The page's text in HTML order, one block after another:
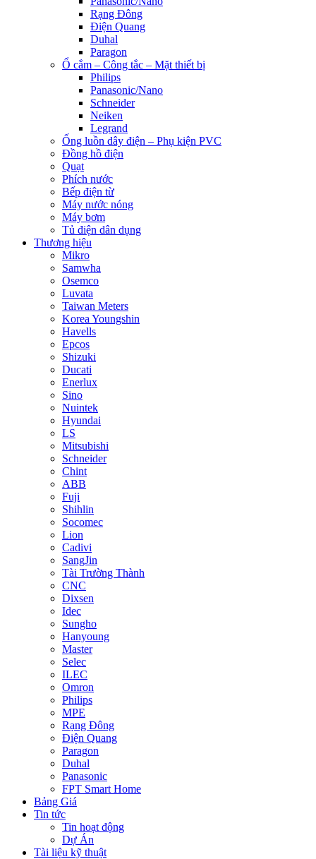
Rạng Đông
Điện Quang
Duhal
Paragon
Ổ cắm – Công tắc – Mặt thiết bị
Philips
Panasonic/Nano
Schneider
Neiken
Legrand
Ống luồn dây điện – Phụ kiện PVC
Đồng hồ điện
Quạt
Phích nước
Bếp điện từ
Máy nước nóng
Máy bơm
Tủ điện dân dụng
Thương hiệu
Mikro
Samwha
Osemco
Luvata
Taiwan Meters
Korea Youngshin
Havells
Epcos
Shizuki
Ducati
Enerlux
Sino
Nuintek
Hyundai
LS
Mitsubishi
Schneider
Chint
ABB
Fuji
Shihlin
Socomec
Lion
Cadivi
SangJin
Tài Trường Thành
CNC
Dixsen
Idec
Sungho
Hanyoung
Master
Selec
ILEC
Omron
Philips
MPE
Rạng Đông
Điện Quang
Paragon
Duhal
Panasonic
FPT Smart Home
Bảng Giá
Tin tức
Tin hoạt động
Dự Án
Tài liệu kỹ thuật